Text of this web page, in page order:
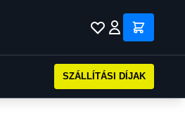
SZÁLLÍTÁSI DÍJAK